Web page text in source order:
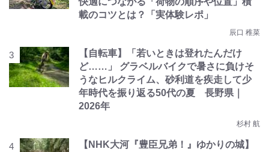
載のコツとは？「実体験レポ」
辰口 稚菜
【自転車】「若いときは登れたんだけ
ど……」 グラベルバイクで暑さに負けそ
うなヒルクライム、砂利道を疾走して少
年時代を振り返る50代の夏 長野県｜
2026年
杉村 航
【NHK大河『豊臣兄弟！』ゆかりの城】